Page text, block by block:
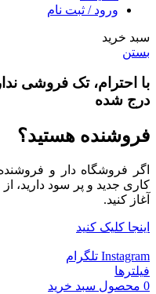
ورود / ثبت نام
سبد خرید
بستن
با احترام، تک فروشی
درج شده
فروشنده هستید؟
اگر فروشگاه دار و
کاری جدید و پر سود دارید،
آغاز کنید.
اینجا کلیک کنید
Instagram تلگرام
فیلترها
0 محصول سبد خرید